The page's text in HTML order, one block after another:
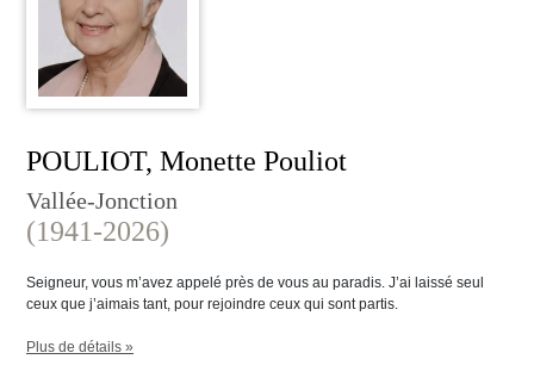
POULIOT, Monette Pouliot
Vallée-Jonction
(1941-2026)
Seigneur, vous m’avez appelé près de vous au paradis. J’ai laissé seul
ceux que j’aimais tant, pour rejoindre ceux qui sont partis.
Plus de détails »